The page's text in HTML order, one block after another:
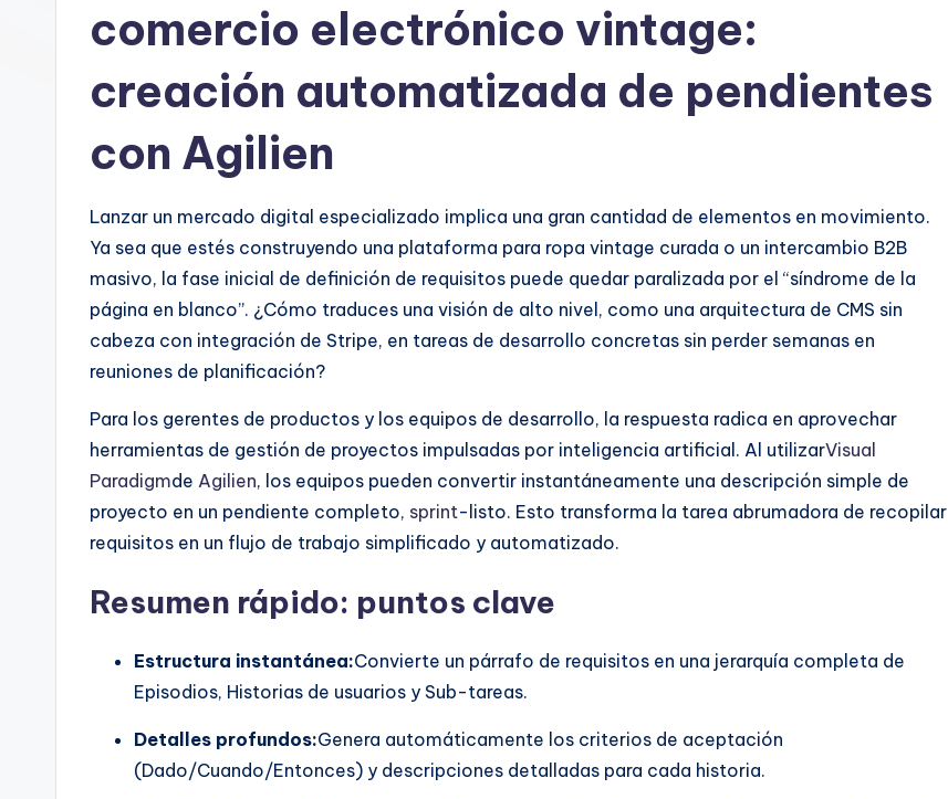
si
comercio electrónico vintage:
creación automatizada de pendientes
con Agilien
Lanzar un mercado digital especializado implica una gran cantidad de elementos en movimiento.
Ya sea que estés construyendo una plataforma para ropa vintage curada o un intercambio B2B
masivo, la fase inicial de definición de requisitos puede quedar paralizada por el “síndrome de la
página en blanco”. ¿Cómo traduces una visión de alto nivel, como una arquitectura de CMS sin
cabeza con integración de Stripe, en tareas de desarrollo concretas sin perder semanas en
reuniones de planificación?
Para los gerentes de productos y los equipos de desarrollo, la respuesta radica en aprovechar
herramientas de gestión de proyectos impulsadas por inteligencia artificial. Al utilizarVisual
Paradigmde Agilien, los equipos pueden convertir instantáneamente una descripción simple de
proyecto en un pendiente completo, sprint-listo. Esto transforma la tarea abrumadora de recopilar
requisitos en un flujo de trabajo simplificado y automatizado.
Resumen rápido: puntos clave
Estructura instantánea:Convierte un párrafo de requisitos en una jerarquía completa de
Episodios, Historias de usuarios y Sub-tareas.
Detalles profundos:Genera automáticamente los criterios de aceptación
(Dado/Cuando/Entonces) y descripciones detalladas para cada historia.